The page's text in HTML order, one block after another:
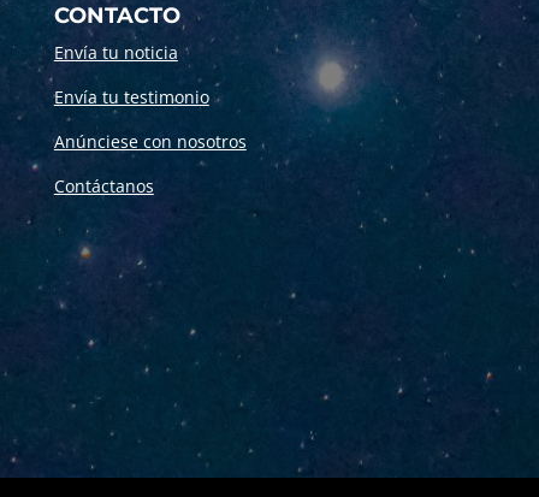
CONTACTO
Envía tu noticia
Envía tu testimonio
Anúnciese con nosotros
Contáctanos